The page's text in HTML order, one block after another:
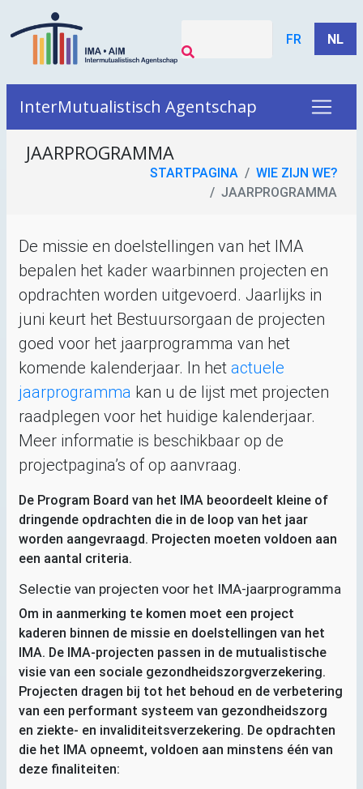
FR NL
InterMutualistisch Agentschap
JAARPROGRAMMA
STARTPAGINA
WIE ZIJN WE?
JAARPROGRAMMA
De missie en doelstellingen van het IMA
bepalen het kader waarbinnen projecten en
opdrachten worden uitgevoerd. Jaarlijks in
juni keurt het Bestuursorgaan de projecten
goed voor het jaarprogramma van het
komende kalenderjaar. In het actuele
jaarprogramma kan u de lijst met projecten
raadplegen voor het huidige kalenderjaar.
Meer informatie is beschikbaar op de
projectpagina’s of op aanvraag.
De Program Board van het IMA beoordeelt kleine of
dringende opdrachten die in de loop van het jaar
worden aangevraagd. Projecten moeten voldoen aan
een aantal criteria.
Selectie van projecten voor het IMA-jaarprogramma
Om in aanmerking te komen moet een project
kaderen binnen de missie en doelstellingen van het
IMA. De IMA-projecten passen in de mutualistische
visie van een sociale gezondheidszorgverzekering.
Projecten dragen bij tot het behoud en de verbetering
van een performant systeem van gezondheidszorg
en ziekte- en invaliditeitsverzekering. De opdrachten
die het IMA opneemt, voldoen aan minstens één van
deze finaliteiten: